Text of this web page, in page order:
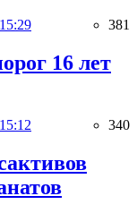
381
16 лет
340